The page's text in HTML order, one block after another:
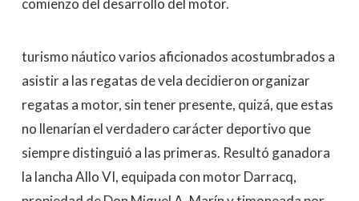
turismo náutico varios aficionados acostumbrados a
asistir a las regatas de vela decidieron organizar
regatas a motor, sin tener presente, quizá, que estas
no llenarían el verdadero carácter deportivo que
siempre distinguió a las primeras. Resultó ganadora
la lancha Allo VI, equipada con motor Darracq,